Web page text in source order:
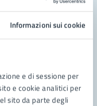
Informazioni sui cookie
e di sessione per
e cookie analitici per
sito da parte degli